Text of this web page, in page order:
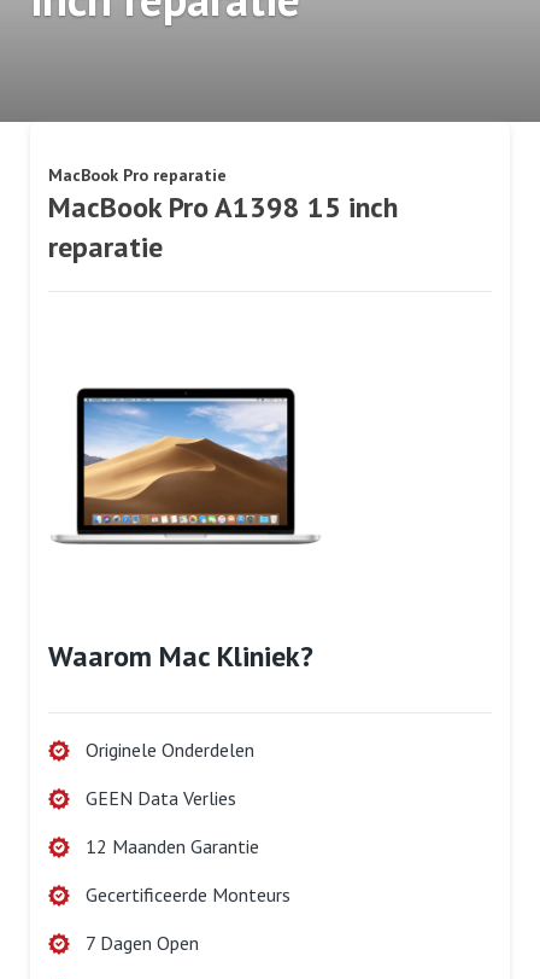
MacBook Pro reparatie
MacBook Pro A1398 15 inch
reparatie
Waarom Mac Kliniek?
Originele Onderdelen
GEEN Data Verlies
12 Maanden Garantie
Gecertificeerde Monteurs
7 Dagen Open